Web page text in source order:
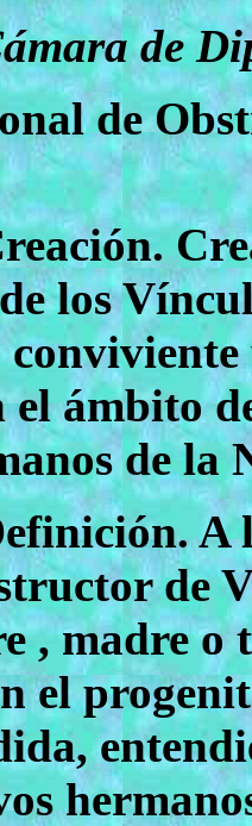
de
de
los
el ámbito
de la
A
de
, madre
el